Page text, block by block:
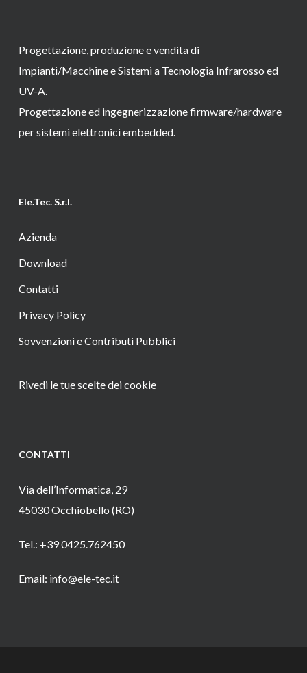
Progettazione, produzione e vendita di
Impianti/Macchine e Sistemi a Tecnologia Infrarosso ed
UV-A.
Progettazione ed ingegnerizzazione firmware/hardware
per sistemi elettronici embedded.
Ele.Tec. S.r.l.
Azienda
Download
Contatti
Privacy Policy
Sovvenzioni e Contributi Pubblici
Rivedi le tue scelte dei cookie
CONTATTI
Via dell’Informatica, 29
45030 Occhiobello (RO)
Tel.: +39 0425.762450
Email: info@ele-tec.it